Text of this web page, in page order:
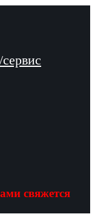
свяжется